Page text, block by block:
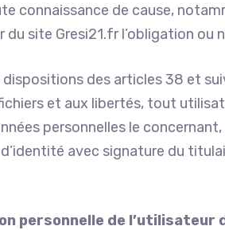
connaissance de cause,
du site Gresi21.fr l’obligation
des articles 38 et
et aux libertés, tout
personnelles le
avec signature du
personnelle de l’utilisateur